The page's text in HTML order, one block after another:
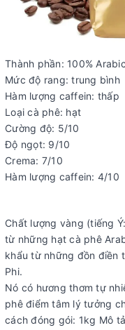
Thành phần: 100%
Mức độ rang: trung bình
Hàm lượng caffein: thấp
Loại cà phê: hạt
Cường độ: 5/10
Độ ngọt: 9/10
Crema: 7/10
Hàm lượng caffein: 4/10
Chất lượng vàng (tiếng
từ những hạt cà phê
khẩu từ những đồn điền
Phi.
Nó có hương thơm tự
phê điểm tâm lý tưởng
cách đóng gói: 1kg Mô